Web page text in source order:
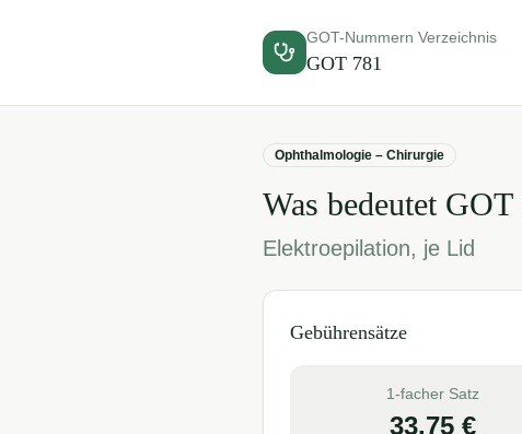
GOT-Nummern Verzeichnis
GOT 781
Ophthalmologie – Chirurgie
Was bedeutet GOT
Elektroepilation, je Lid
Gebührensätze
1-facher Satz
33.75€